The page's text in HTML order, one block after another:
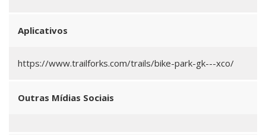
Aplicativos
https://www.trailforks.com/trails/bike-park-gk---xco/
Outras Mídias Sociais